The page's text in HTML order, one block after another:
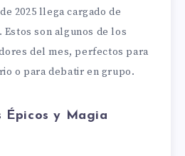
2025 llega cargado de
son algunos de los
del mes, perfectos para
o para debatir en grupo.
Épicos y Magia